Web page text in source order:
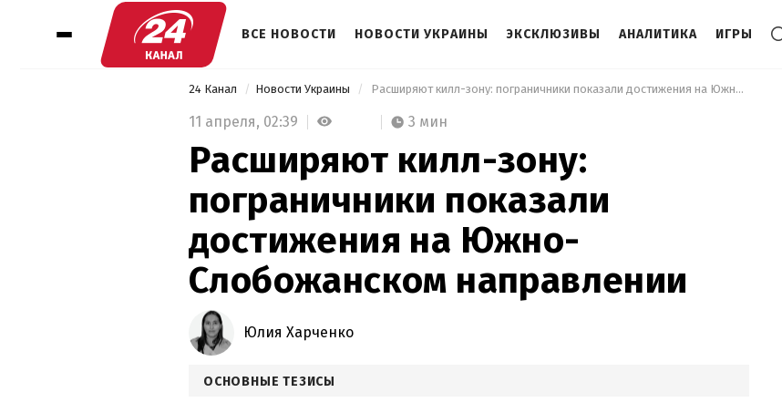
ВСЕ НОВОСТИ НОВОСТИ УКРАИНЫ ЭКСКЛЮЗИВЫ АНАЛИТИКА ИГРЫ
24 Канал Новости Украины Расширяют килл-зону: пограничники показали достижения на Южно-Слобожанском направлении
11 апреля, 02:39 3 мин
Расширяют килл-зону:
пограничники показали
достижения на Южно-
Слобожанском направлении
Юлия Харченко
ОСНОВНЫЕ ТЕЗИСЫ